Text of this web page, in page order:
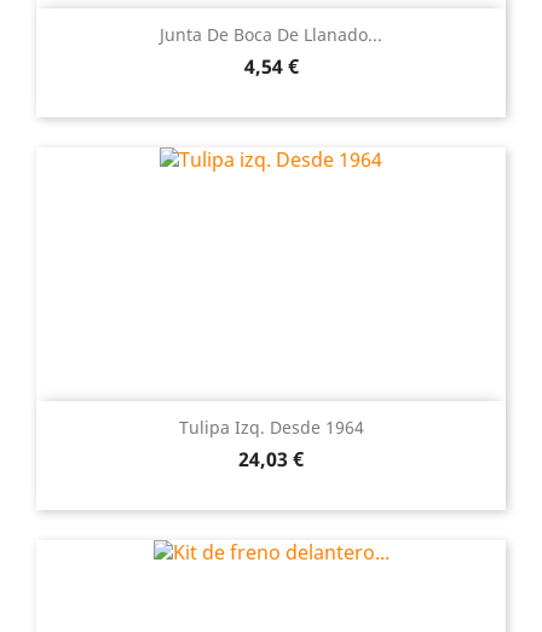
Junta De Boca De Llanado...
Precio
4,54 €
Tulipa Izq. Desde 1964
Precio
24,03 €